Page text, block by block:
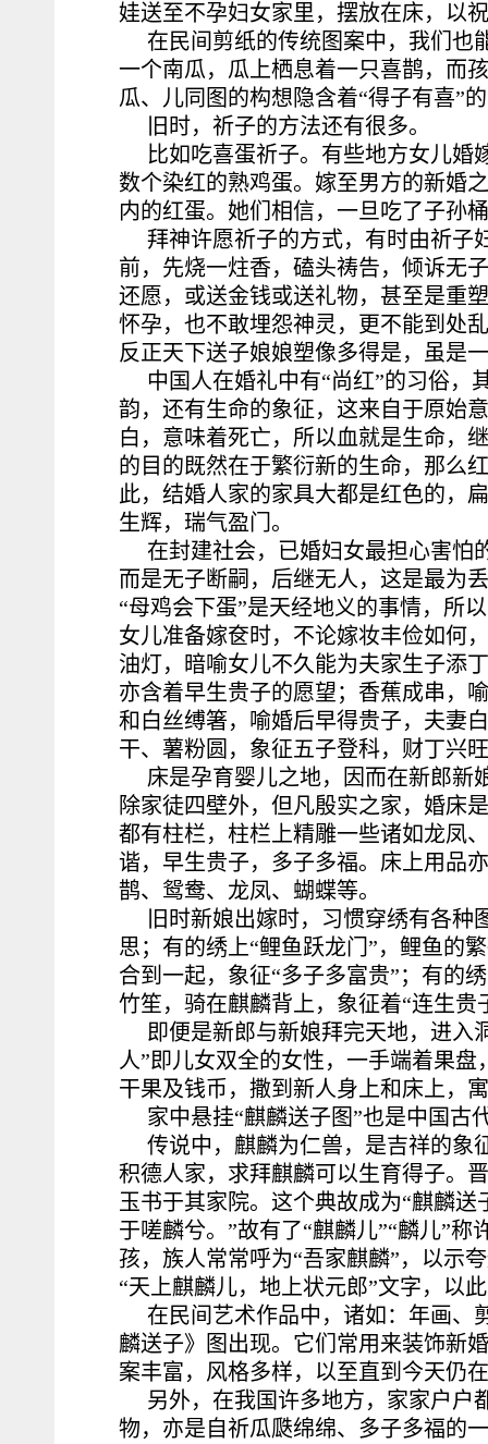
娃送至不孕妇女家里，摆放在床，以
在民间剪纸的传统图案中，我们也
一个南瓜，瓜上栖息着一只喜鹊，而
瓜、儿同图的构想隐含着“得子有喜”
旧时，祈子的方法还有很多。
比如吃喜蛋祈子。有些地方女儿婚
数个染红的熟鸡蛋。嫁至男方的新婚
内的红蛋。她们相信，一旦吃了子孙
拜神许愿祈子的方式，有时由祈子
前，先烧一炷香，磕头祷告，倾诉无
还愿，或送金钱或送礼物，甚至是重
怀孕，也不敢埋怨神灵，更不能到处
反正天下送子娘娘塑像多得是，虽是
中国人在婚礼中有“尚红”的习俗，
韵，还有生命的象征，这来自于原始
白，意味着死亡，所以血就是生命，
的目的既然在于繁衍新的生命，那么
此，结婚人家的家具大都是红色的，
生辉，瑞气盈门。
在封建社会，已婚妇女最担心害怕
而是无子断嗣，后继无人，这是最为
“母鸡会下蛋”是天经地义的事情，所
女儿准备嫁奁时，不论嫁妆丰俭如何
油灯，暗喻女儿不久能为夫家生子添
亦含着早生贵子的愿望；香蕉成串，
和白丝缚箸，喻婚后早得贵子，夫妻
干、薯粉圆，象征五子登科，财丁兴
床是孕育婴儿之地，因而在新郎新
除家徒四壁外，但凡殷实之家，婚床
都有柱栏，柱栏上精雕一些诸如龙凤
谐，早生贵子，多子多福。床上用品
鹊、鸳鸯、龙凤、蝴蝶等。
旧时新娘出嫁时，习惯穿绣有各
思；有的绣上“鲤鱼跃龙门”，鲤鱼的
合到一起，象征“多子多富贵”；有的
竹笙，骑在麒麟背上，象征着“连生贵
即便是新郎与新娘拜完天地，进入
人”即儿女双全的女性，一手端着果
干果及钱币，撒到新人身上和床上，
家中悬挂“麒麟送子图”也是中国古
传说中，麒麟为仁兽，是吉祥的象
积德人家，求拜麒麟可以生育得子。
玉书于其家院。这个典故成为“麒麟
于嗟麟兮。”故有了“麒麟儿”“麟儿”
孩，族人常常呼为“吾家麒麟”，以示
“天上麒麟儿，地上状元郎”文字，以
在民间艺术作品中，诸如：年画、
麟送子》图出现。它们常用来装饰新
案丰富，风格多样，以至直到今天仍
另外，在我国许多地方，家家户户
物，亦是自祈瓜瓞绵绵、多子多福的